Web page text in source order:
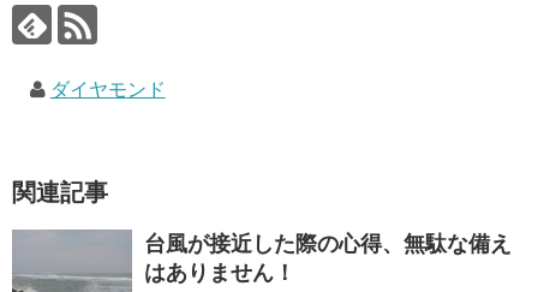
ダイヤモンド
関連記事
台風が接近した際の心得、無駄な備え
はありません！